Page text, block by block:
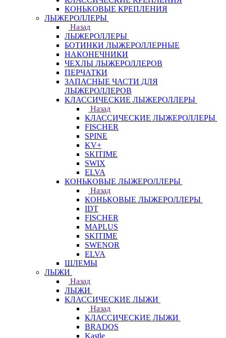
КОНЬКОВЫЕ КРЕПЛЕНИЯ
ЛЫЖЕРОЛЛЕРЫ
Назад
ЛЫЖЕРОЛЛЕРЫ
БОТИНКИ ЛЫЖЕРОЛЛЕРНЫЕ
НАКОНЕЧНИКИ
ЧЕХЛЫ ЛЫЖЕРОЛЛЕРОВ
ПЕРЧАТКИ
ЗАПАСНЫЕ ЧАСТИ ДЛЯ
ЛЫЖЕРОЛЛЕРОВ
КЛАССИЧЕСКИЕ ЛЫЖЕРОЛЛЕРЫ
Назад
КЛАССИЧЕСКИЕ ЛЫЖЕРОЛЛЕРЫ
FISCHER
SPINE
KV+
SKITIME
SWIX
ELVA
КОНЬКОВЫЕ ЛЫЖЕРОЛЛЕРЫ
Назад
КОНЬКОВЫЕ ЛЫЖЕРОЛЛЕРЫ
IDT
FISCHER
MAPLUS
SKITIME
SWENOR
ELVA
ШЛЕМЫ
ЛЫЖИ
Назад
ЛЫЖИ
КЛАССИЧЕСКИЕ ЛЫЖИ
Назад
КЛАССИЧЕСКИЕ ЛЫЖИ
BRADOS
Kastle